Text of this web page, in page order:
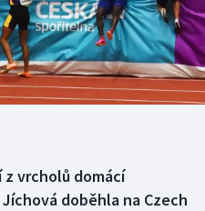
z vrcholů domácí
doběhla na Czech